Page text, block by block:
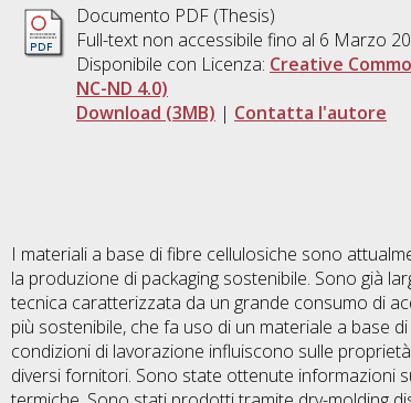
Documento PDF (Thesis)
Full-text non accessibile fino al 6 Marzo
Disponibile con Licenza: Creative
NC-ND 4.0)
Download (3MB) | Contatta l'autore
I materiali a base di fibre cellulosiche sono
la produzione di packaging sostenibile. Sono già
tecnica caratterizzata da un grande consumo di
più sostenibile, che fa uso di un materiale a base
condizioni di lavorazione influiscono sulle
diversi fornitori. Sono state ottenute informazioni